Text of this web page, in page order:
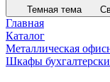
Темная тема
Главная
Каталог
Металлическая
Шкафы